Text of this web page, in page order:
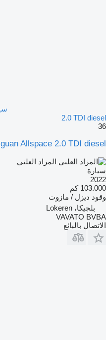
2.0 TDI diesel
36
Allspace 2.0 TDI diesel
المزاد العلني
سيارة
2022
103.000 كم
وقود ديزل / مازوت
بلجيكا، Lokeren
VAVATO BVBA
الاتصال بالبائع